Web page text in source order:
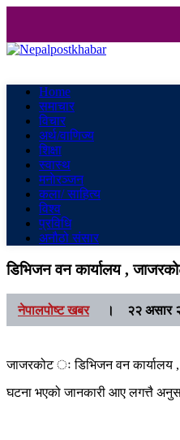
Home
समाचार
विचार
अर्थ/वाणिज्य
शिक्षा
स्वास्थ
मनाेरञ्जन
कला/ साहित्य
विश्व
प्रविधि
अनौठो संसार
डिभिजन वन कार्यालय ,
नेपालपोष्ट खबर। २२ असार
जाजरकोट ः डिभिजन वन कार्यालय ,
घटना भएको जानकारी आए लगत्तै